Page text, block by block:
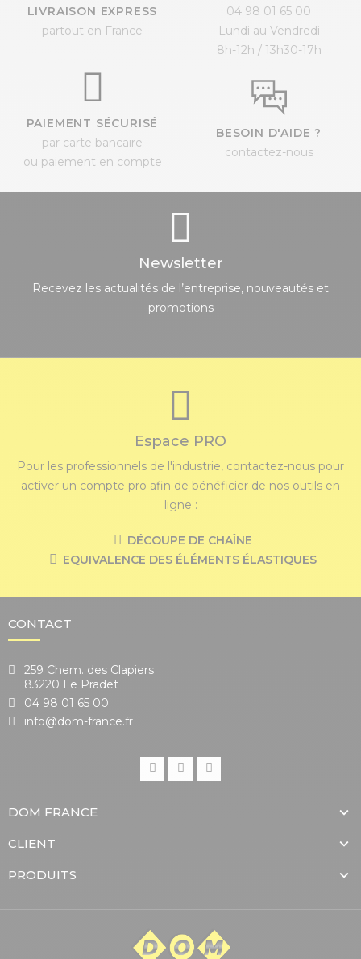
LIVRAISON EXPRESS
partout en France
04 98 01 65 00
Lundi au Vendredi
8h-12h / 13h30-17h
PAIEMENT SÉCURISÉ
par carte bancaire
ou paiement en compte
BESOIN D'AIDE ?
contactez-nous
Newsletter
Recevez les actualités de l’entreprise, nouveautés et
promotions
Espace PRO
Pour les professionnels de l'industrie, contactez-nous pour
activer un compte pro afin de bénéficier de nos outils en
ligne :
DÉCOUPE DE CHAÎNE
EQUIVALENCE DES ÉLÉMENTS ÉLASTIQUES
CONTACT
259 Chem. des Clapiers
83220 Le Pradet
04 98 01 65 00
info@dom-france.fr
DOM FRANCE
CLIENT
PRODUITS